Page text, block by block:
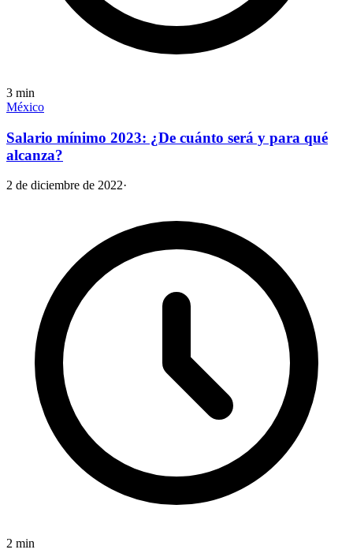
3 min
México
Salario mínimo 2023: ¿De cuánto será y para qué
alcanza?
2 de diciembre de 2022·
2 min